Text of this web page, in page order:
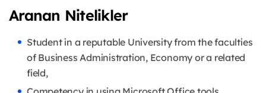
Aranan Nitelikler
Student in a reputable University from the faculties
of Business Administration, Economy or a related
field,